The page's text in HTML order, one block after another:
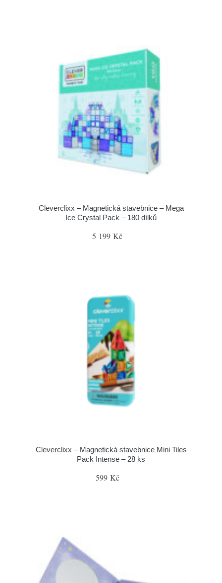
Cleverclixx – Magnetická stavebnice – Mega
Ice Crystal Pack – 180 dílků
5 199 Kč
Cleverclixx – Magnetická stavebnice Mini Tiles
Pack Intense – 28 ks
599 Kč